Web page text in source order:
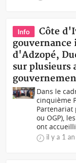
Info
Côte
gouvernance
d'Adzopé,
sur plusieurs
Dans le
cinquième
Partenariat
ou OGP),
ont
il y a 1 an